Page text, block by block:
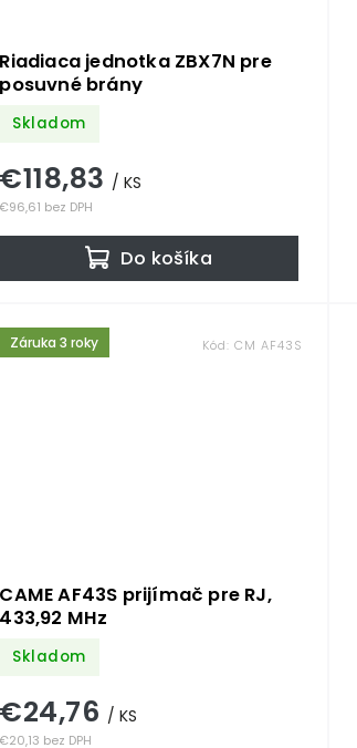
Riadiaca jednotka ZBX7N pre
posuvné brány
Skladom
€96,61 bez DPH
€118,83/ KS
Do košíka
Záruka 3 roky
CAME AF43S prijímač pre RJ,
433,92 MHz
Skladom
€20,13 bez DPH
€24,76 / KS
Kód: CM AF43S